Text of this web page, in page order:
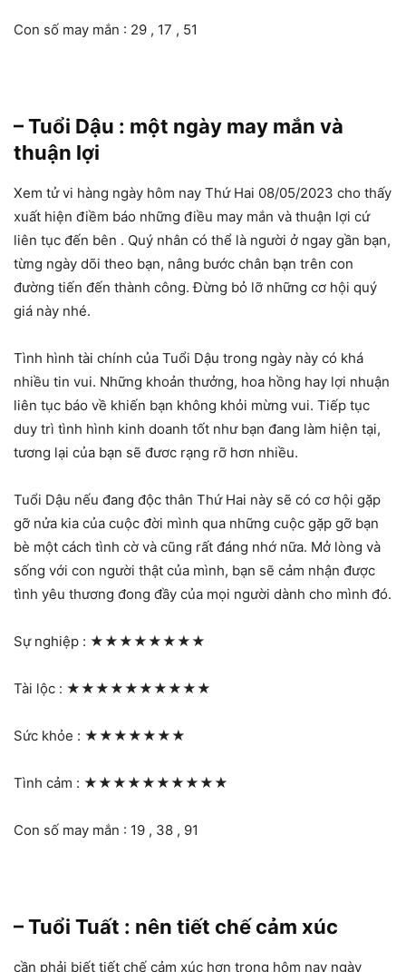
Con số may mắn : 29 , 17 , 51
– Tuổi Dậu : một ngày may mắn và
thuận lợi
Xem tử vi hàng ngày hôm nay Thứ Hai 08/05/2023 cho thấy
xuất hiện điềm báo những điều may mắn và thuận lợi cứ
liên tục đến bên . Quý nhân có thể là người ở ngay gần bạn,
từng ngày dõi theo bạn, nâng bước chân bạn trên con
đường tiến đến thành công. Đừng bỏ lỡ những cơ hội quý
giá này nhé.
Tình hình tài chính của Tuổi Dậu trong ngày này có khá
nhiều tin vui. Những khoản thưởng, hoa hồng hay lợi nhuận
liên tục báo về khiến bạn không khỏi mừng vui. Tiếp tục
duy trì tình hình kinh doanh tốt như bạn đang làm hiện tại,
tương lại của bạn sẽ đươc rạng rỡ hơn nhiều.
Tuổi Dậu nếu đang độc thân Thứ Hai này sẽ có cơ hội gặp
gỡ nửa kia của cuộc đời mình qua những cuộc gặp gỡ bạn
bè một cách tình cờ và cũng rất đáng nhớ nữa. Mở lòng và
sống với con người thật của mình, bạn sẽ cảm nhận được
tình yêu thương đong đầy của mọi người dành cho mình đó.
Sự nghiệp : ★★★★★★★★
Tài lộc : ★★★★★★★★★★
Sức khỏe : ★★★★★★★
Tình cảm : ★★★★★★★★★★
Con số may mắn : 19 , 38 , 91
– Tuổi Tuất : nên tiết chế cảm xúc
cần phải biết tiết chế cảm xúc hơn trong hôm nay ngày